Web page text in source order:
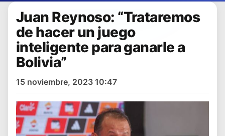
Juan Reynoso: “Trataremos
de hacer un juego
inteligente para ganarle a
Bolivia”
15 noviembre, 2023 10:47